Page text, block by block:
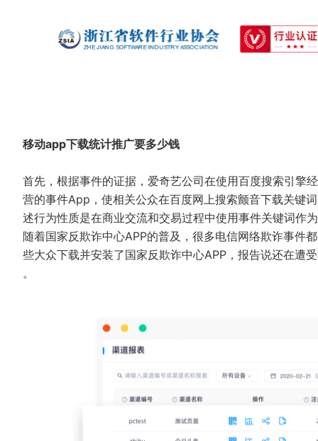
移动app下载统计推广要多少钱
首先，根据事件的证据，爱奇艺公司在使用百度搜索引擎
营的事件App，使相关公众在百度网上搜索颤音下载关键
述行为性质是在商业交流和交易过程中使用事件关键词作
随着国家反欺诈中心APP的普及，很多电信网络欺诈事件
些大众下载并安装了国家反欺诈中心APP，报告说还在遭
。